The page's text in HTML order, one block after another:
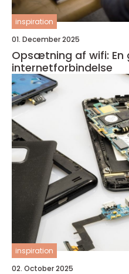
inspiration
01. December 2025
Opsætning af wifi: En
internetforbindelse
inspiration
02. October 2025